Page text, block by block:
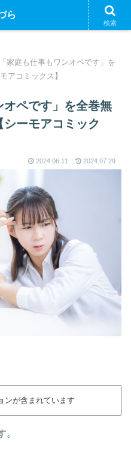
やってみるブログ
家庭も仕事もワンオペです」を
アコミックス】
ペです」を全巻無
ーモアコミック
2024.06.11 2024.07.29
ンが含まれています
。
ら
検索